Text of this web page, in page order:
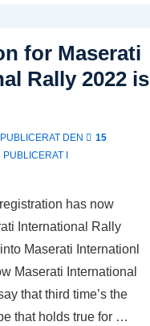
for Maserati
Rally 2022 is
PUBLICERAT DEN
15
PUBLICERAT I
has now
International Rally
Maserati Internationl
Maserati International
that third time’s the
that holds true for …